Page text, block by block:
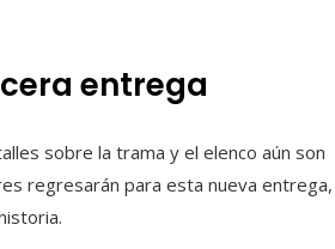
entrega
sobre la trama y el elenco aún son
regresarán para esta nueva entrega,